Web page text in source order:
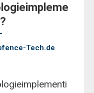
Tech.de